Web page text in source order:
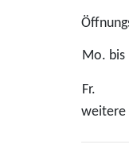
Mo. bis
Fr.
weitere